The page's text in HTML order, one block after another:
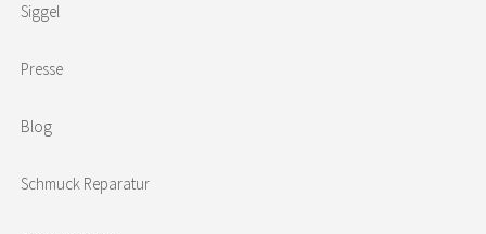
Siggel
Presse
Blog
Schmuck Reparatur